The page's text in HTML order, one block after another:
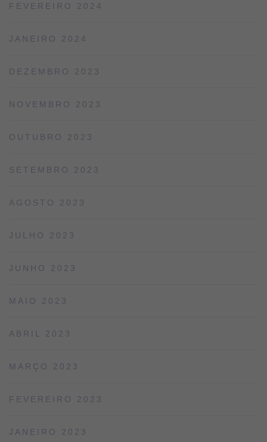
FEVEREIRO 2024
JANEIRO 2024
DEZEMBRO 2023
NOVEMBRO 2023
OUTUBRO 2023
SETEMBRO 2023
AGOSTO 2023
JULHO 2023
JUNHO 2023
MAIO 2023
ABRIL 2023
MARÇO 2023
FEVEREIRO 2023
JANEIRO 2023